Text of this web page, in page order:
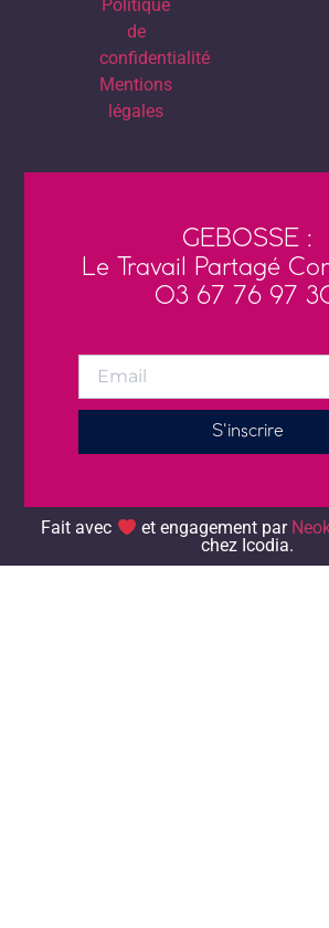
Politique
de
confidentialité
Mentions
légales
GEBOSSE :
Le Travail Partagé
03 67 76 97
S'inscrire
Fait avec et engagement par
chez Icodia.